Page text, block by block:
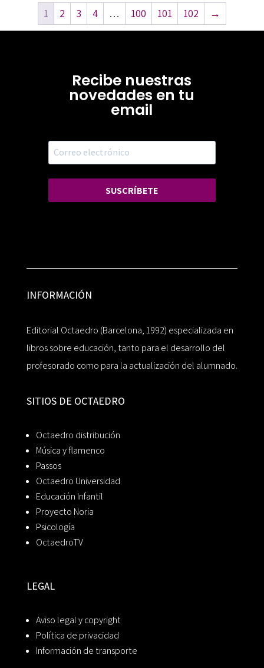
1 2 3 4 … 100 101 102 →
Recibe nuestras
novedades en tu
email
SUSCRÍBETE
INFORMACIÓN
Editorial Octaedro (Barcelona, 1992) especializada en
libros sobre educación, tanto para el desarrollo del
profesorado como para la actualización del alumnado.
SITIOS DE OCTAEDRO
Octaedro distribución
Música y flamenco
Passos
Octaedro Universidad
Educación Infantil
Proyecto Noria
Psicología
OctaedroTV
LEGAL
Aviso legal y copyright
Política de privacidad
Información de transporte